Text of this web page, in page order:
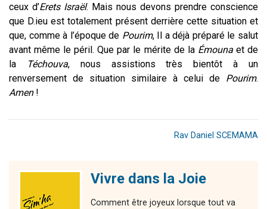
ceux d’Erets Israël. Mais nous devons prendre conscience
que D.ieu est totalement présent derrière cette situation et
que, comme à l’époque de Pourim, Il a déjà préparé le salut
avant même le péril. Que par le mérite de la Émouna et de
la
Téchouva, nous assistions très bientôt à un
renversement de situation similaire à celui de Pourim.
Amen !
Rav Daniel SCEMAMA
Vivre dans la Joie
Comment être joyeux lorsque tout va